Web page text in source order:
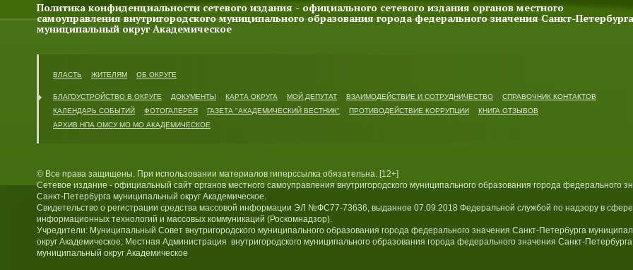
Политика конфиденциальности сетевого издания - официального сетевого издания органов местного
самоуправления внутригородского муниципального образования города федерального значения Санкт-Петербурга
муниципальный округ Академическое
ВЛАСТЬ ЖИТЕЛЯМ ОБ ОКРУГЕ
БЛАГОУСТРОЙСТВО В ОКРУГЕ ДОКУМЕНТЫ КАРТА ОКРУГА МОЙ ДЕПУТАТ ВЗАИМОДЕЙСТВИЕ И СОТРУДНИЧЕСТВО
СПРАВОЧНИК КОНТАКТОВ
КАЛЕНДАРЬ СОБЫТИЙ
ФОТОГАЛЕРЕЯ ГАЗЕТА "АКАДЕМИЧЕСКИЙ ВЕСТНИК" ПРОТИВОДЕЙСТВИЕ КОРРУПЦИИ
КНИГА ОТЗЫВОВ
АРХИВ НПА ОМСУ МО МО АКАДЕМИЧЕСКОЕ
© Все права защищены. При использовании материалов гиперссылка обязательна. [12+]
Сетевое издание - официальный сайт органов местного самоуправления внутригородского муниципального образования города федерального
Санкт-Петербурга муниципальный округ Академическое.
Свидетельство о регистрации средства массовой информации ЭЛ №ФС77-73636, выданное 07.09.2018 Федеральной службой по надзору в сфере
информационных технологий и массовых коммуникаций (Роскомнадзор).
Учредители: Муниципальный Совет внутригородского муниципального образования города федерального значения Санкт-Петербурга
округ Академическое; Местная Администрация внутригородского муниципального образования города федерального значения Санкт-Петербурга
муниципальный округ Академическое